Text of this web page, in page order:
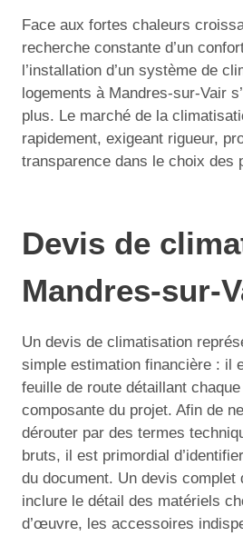
Face aux fortes chaleurs
recherche constante d’un
l’installation d’un système de
logements à Mandres-sur-Vair
plus. Le marché de la
rapidement, exigeant rigueur,
transparence dans le choix des
Devis de
Mandres-sur-
Un devis de climatisation
simple estimation financière : il
feuille de route détaillant
composante du projet. Afin de
dérouter par des termes
bruts, il est primordial
du document. Un devis complet
inclure le détail des matériels
d’œuvre, les accessoires